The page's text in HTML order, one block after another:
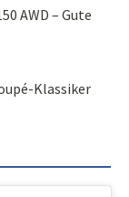
AWD – Gute
Klassiker